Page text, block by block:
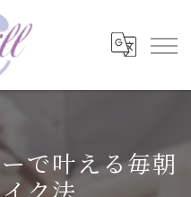
で叶える毎朝